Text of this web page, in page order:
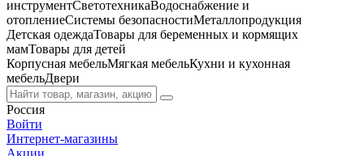
инструментСветотехникаВодоснабжение и
отоплениеСистемы безопасностиМеталлопродукция
Детская одеждаТовары для беременных и кормящих
мамТовары для детей
Корпусная мебельМягкая мебельКухни и кухонная
мебельДвери
Россия
Войти
Интернет-магазины
Акции